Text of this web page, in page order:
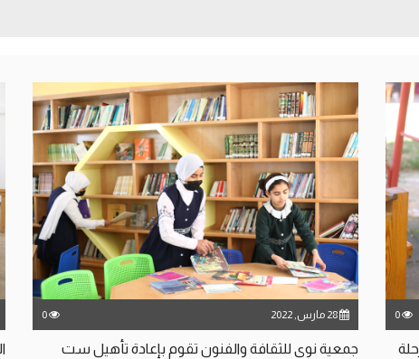
جمعية نوى للثقافة والفنون تقوم بإعادة تأهيل ست